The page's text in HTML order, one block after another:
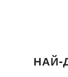
НАЙ-